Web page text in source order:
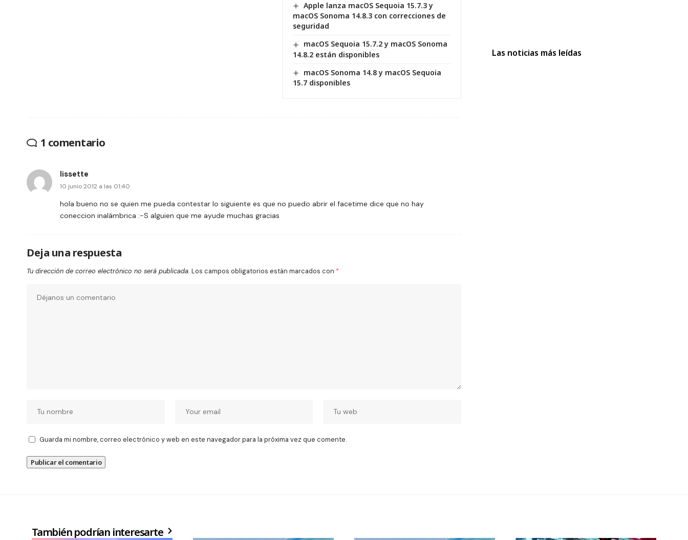
Apple lanza macOS Sequoia 15.7.3 y
macOS Sonoma 14.8.3 con correcciones de
seguridad
macOS Sequoia 15.7.2 y macOS Sonoma
14.8.2 están disponibles
macOS Sonoma 14.8 y macOS Sequoia
15.7 disponibles
1 comentario
lissette
10 junio 2012 a las 01:40
hola bueno no se quien me pueda contestar lo siguiente es que no puedo abrir el facetime dice que no hay
coneccion inalámbrica :-S alguien que me ayude muchas gracias
Deja una respuesta
Tu dirección de correo electrónico no será publicada. Los campos obligatorios están marcados con *
Guarda mi nombre, correo electrónico y web en este navegador para la próxima vez que comente.
Las noticias más leídas
También podrían interesarte